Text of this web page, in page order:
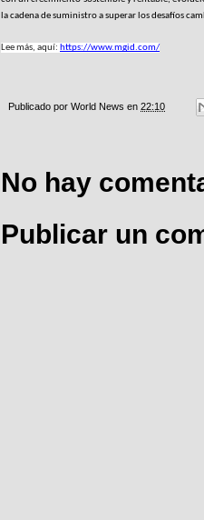
la cadena de suministro a superar los desafíos
Lee más, aquí: https://www.mgid.com/
Publicado por World News en 22:10
No hay
Publicar un